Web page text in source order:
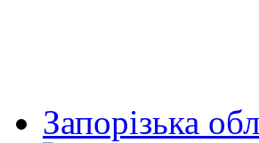
Запорізька